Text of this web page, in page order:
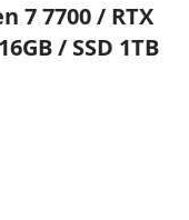
7 7700 / RTX
/ SSD 1TB